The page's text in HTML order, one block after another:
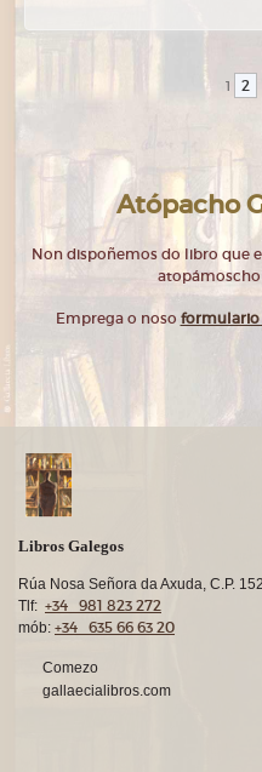
1 2
Atópacho
Non dispoñemos do libro que
atopámoscho
Emprega o noso formulario
Libros Galegos
Rúa Nosa Señora da Axuda, C.P.
Tlf: +34 981 823 272
mób: +34 635 66 63 20
Comezo
gallaecialibros.com